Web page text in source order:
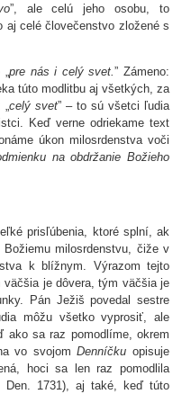
”, ale celú jeho osobu, to
aj celé človečenstvo zložené s
pre nás i celý svet.” Zámeno:
túto modlitbu aj všetkých, za
celý svet” – to sú všetci ľudia
Keď verne odriekame text
úkon milosrdenstva voči
na obdržanie Božieho
prisľúbenia, ktoré splní, ak
milosrdenstvu, čiže v
k blížnym. Výrazom tejto
je dôvera, tým väčšia je
Pán Ježiš povedal sestre
môžu všetko vyprosiť, ale
ako sa raz pomodlíme, okrem
vo svojomDenníčku opisuje
hoci sa len raz pomodlila
Den. 1731), aj také, keď túto